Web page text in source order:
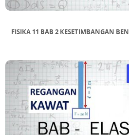
FISIKA 11 BAB 2 KESETIMBANGAN